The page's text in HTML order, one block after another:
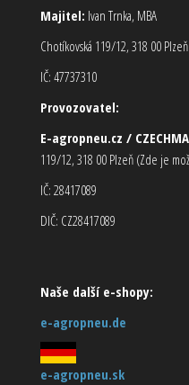
Majitel: Ivan Trnka, MBA
Chotíkovská 119/12, 318 00 Plzeň
IČ: 47737310
Provozovatel:
E-agropneu.cz /
119/12, 318 00 Plzeň (Zde je
IČ: 28417089
DIČ: CZ28417089
Naše další e-shopy:
e-agropneu.de
e-agropneu.sk